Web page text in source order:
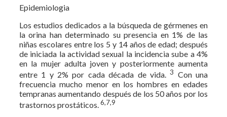
Epidemiologia
Los estudios dedicados a la búsqueda de gérmenes en
la orina han determinado su presencia en 1% de las
niñas escolares entre los 5 y 14 años de edad; después
de iniciada la actividad sexual la incidencia sube a 4%
en la mujer adulta joven y posteriormente aumenta
entre 1 y 2% por cada década de vida.3 Con una
frecuencia mucho menor en los hombres en edades
tempranas aumentando después de los 50 años por los
trastornos prostáticos.6,7,9